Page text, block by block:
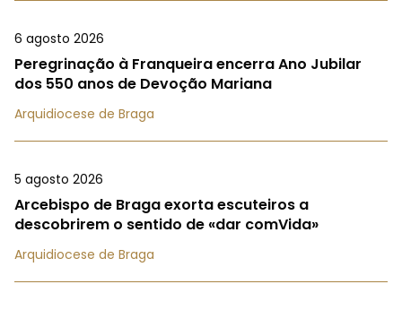
6 agosto 2026
Peregrinação à Franqueira encerra Ano Jubilar
dos 550 anos de Devoção Mariana
Arquidiocese de Braga
5 agosto 2026
Arcebispo de Braga exorta escuteiros a
descobrirem o sentido de «dar comVida»
Arquidiocese de Braga